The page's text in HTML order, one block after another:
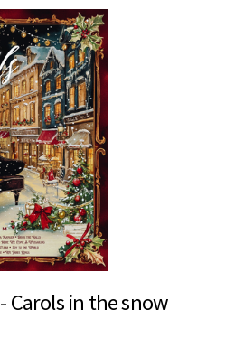
Carols in the snow